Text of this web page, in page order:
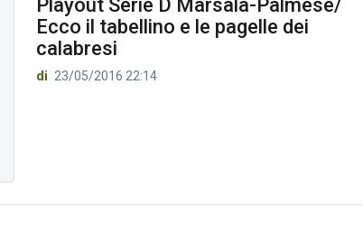
Playout Serie D Marsala-Palmese/
Ecco il tabellino e le pagelle dei
calabresi
di 23/05/2016 22:14